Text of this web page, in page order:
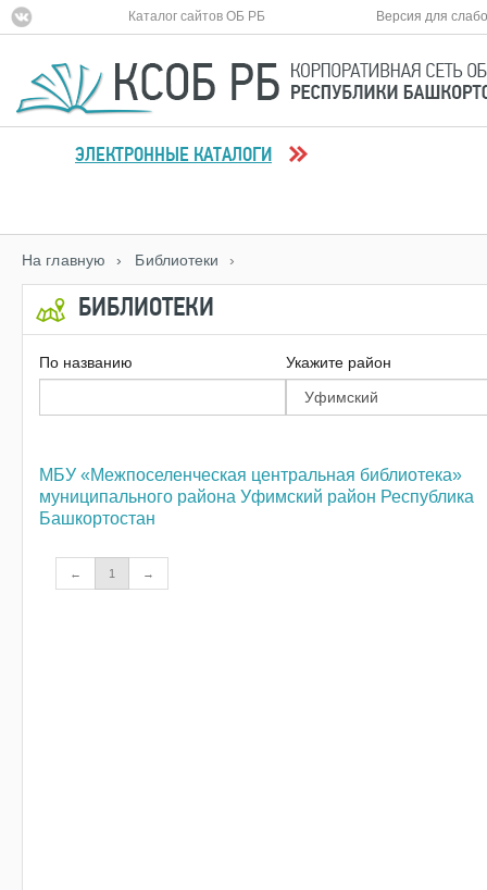
Каталог сайтов ОБ РБ Версия для
ЭЛЕКТРОННЫЕ КАТАЛОГИ
На главную › Библиотеки ›
БИБЛИОТЕКИ
По названию Укажите район
МБУ «Межпоселенческая центральная библиотека»
муниципального района Уфимский район Республика
Башкортостан
← 1 →